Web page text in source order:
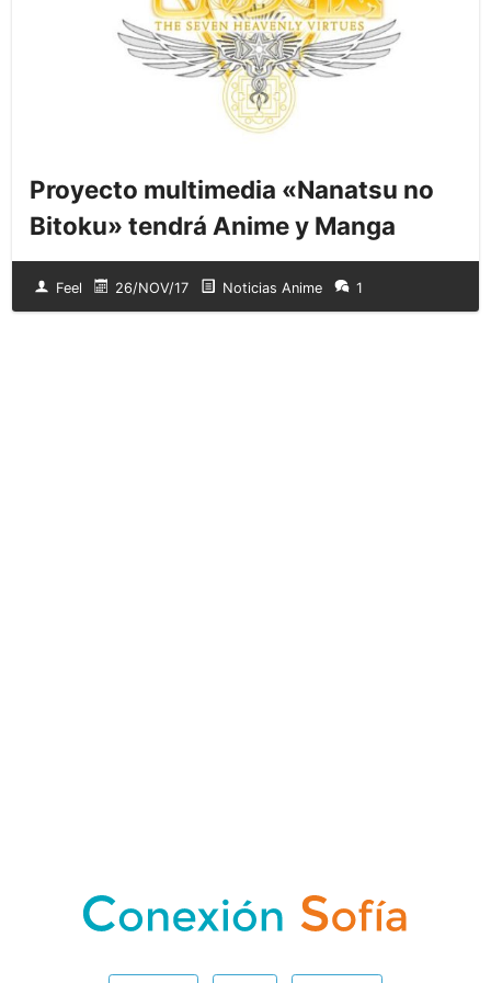
Proyecto multimedia «Nanatsu no
Bitoku» tendrá Anime y Manga
Feel 26/NOV/17 Noticias Anime 1